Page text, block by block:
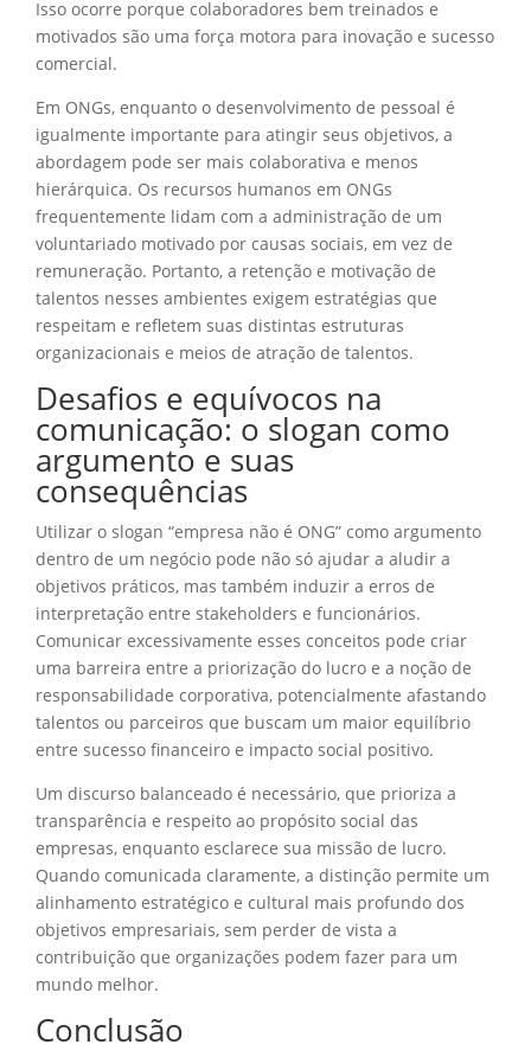
Isso ocorre porque colaboradores bem treinados e
motivados são uma força motora para inovação e sucesso
comercial.
Em ONGs, enquanto o desenvolvimento de pessoal é
igualmente importante para atingir seus objetivos, a
abordagem pode ser mais colaborativa e menos
hierárquica. Os recursos humanos em ONGs
frequentemente lidam com a administração de um
voluntariado motivado por causas sociais, em vez de
remuneração. Portanto, a retenção e motivação de
talentos nesses ambientes exigem estratégias que
respeitam e refletem suas distintas estruturas
organizacionais e meios de atração de talentos.
Desafios e equívocos na
comunicação: o slogan como
argumento e suas
consequências
Utilizar o slogan “empresa não é ONG” como argumento
dentro de um negócio pode não só ajudar a aludir a
objetivos práticos, mas também induzir a erros de
interpretação entre stakeholders e funcionários.
Comunicar excessivamente esses conceitos pode criar
uma barreira entre a priorização do lucro e a noção de
responsabilidade corporativa, potencialmente afastando
talentos ou parceiros que buscam um maior equilíbrio
entre sucesso financeiro e impacto social positivo.
Um discurso balanceado é necessário, que prioriza a
transparência e respeito ao propósito social das
empresas, enquanto esclarece sua missão de lucro.
Quando comunicada claramente, a distinção permite um
alinhamento estratégico e cultural mais profundo dos
objetivos empresariais, sem perder de vista a
contribuição que organizações podem fazer para um
mundo melhor.
Conclusão